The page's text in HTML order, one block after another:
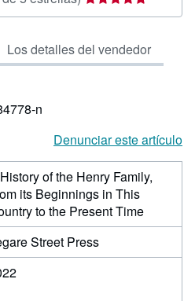
del
5
de
Los detalles del vendedor
n
Denunciar este artículo
of the Henry Family,
its Beginnings in This
to the Present Time
Street Press